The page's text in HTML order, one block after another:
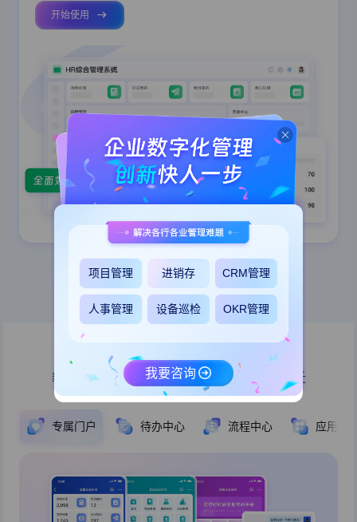
开始使用
更多应用模板
的企业办公数字化空间
新时代的工作方式，用AI实现办公效率的跃迁
专属门户 待办中心 流程中心 应用中
项目管理 进销存 CRM管理
人事管理 设备巡检 OKR管理
我要咨询